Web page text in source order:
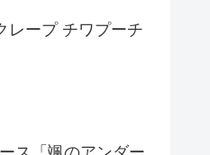
レープ チワプーチ